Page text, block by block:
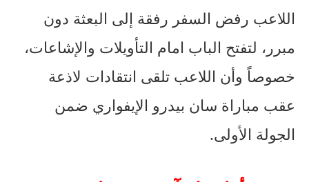
اللاعب رفض السفر رفقة إلى البعثة دون
مبرر، لتفتح الباب امام التأويلات والإشاعات،
خصوصاً وأن اللاعب تلقى انتقادات لاذعة
عقب مباراة سان بيدرو الإيفواري ضمن
الجولة الأولى.